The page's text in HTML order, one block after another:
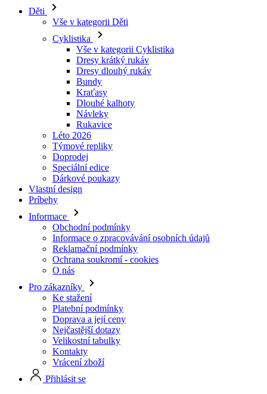
Děti
Vše v kategorii Děti
Cyklistika
Vše v kategorii Cyklistika
Dresy krátký rukáv
Dresy dlouhý rukáv
Bundy
Kraťasy
Dlouhé kalhoty
Návleky
Rukavice
Léto 2026
Týmové repliky
Doprodej
Speciální edice
Dárkové poukazy
Vlastní design
Príbehy
Informace
Obchodní podmínky
Informace o zpracovávání osobních údajů
Reklamační podmínky
Ochrana soukromí - cookies
O nás
Pro zákazníky
Ke stažení
Platební podmínky
Doprava a její ceny
Nejčastější dotazy
Velikostní tabulky
Kontakty
Vrácení zboží
Přihlásit se